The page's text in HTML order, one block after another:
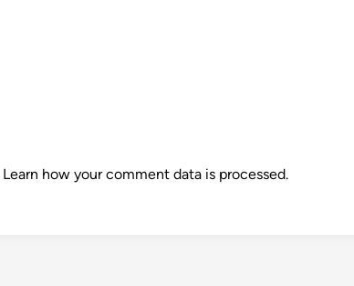
Learn how your comment data is processed.